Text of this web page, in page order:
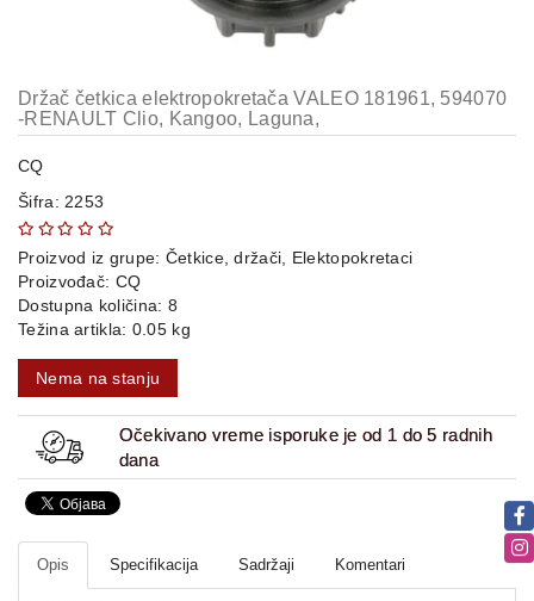
AUTO
DELOVI
POLICE
OSTALO
KAMIONSKI
DELOVI
AUTOMOBILI
POŠALJITE
Držač četkica elektropokretača VALEO 181961, 594070
-RENAULT Clio, Kangoo, Laguna,
CQ
Šifra: 2253
Proizvod iz grupe: Četkice, držači, Elektopokretaci
Proizvođač: CQ
Dostupna količina: 8
Težina artikla: 0.05 kg
Nema na stanju
Očekivano vreme isporuke je od 1 do 5 radnih
dana
Opis Specifikacija Sadržaji Komentari